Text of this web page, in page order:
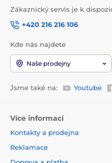
Zákaznický servis je k
+420 216 216 106
Kde nás najdete
Naše prodejny
Jsme také na: Youtube
Více informací
Kontakty a prodejna
Reklamace